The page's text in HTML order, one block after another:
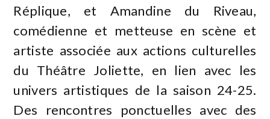
Réplique, et Amandine du Riveau,
comédienne et metteuse en scène et
artiste associée aux actions culturelles
du Théâtre Joliette, en lien avec les
univers artistiques de la saison 24-25.
Des rencontres ponctuelles avec des